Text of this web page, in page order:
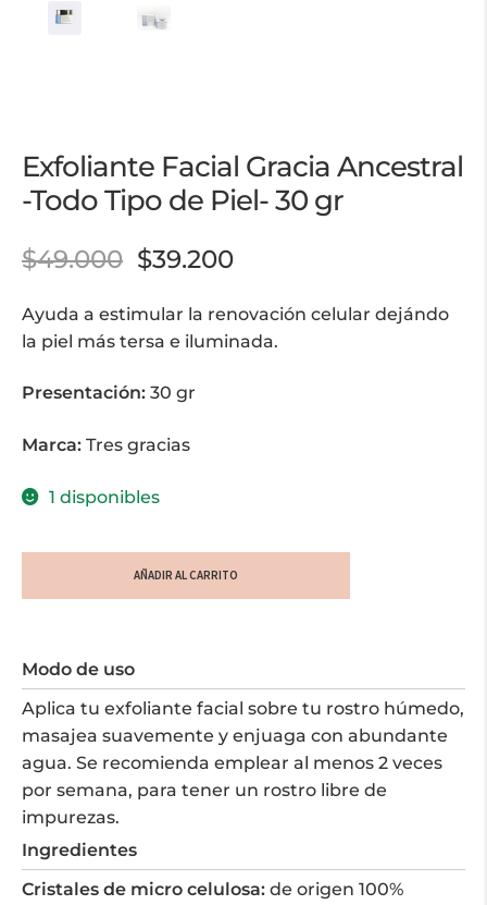
Exfoliante Facial Gracia Ancestral
-Todo Tipo de Piel- 30 gr
$49.000 $39.200
Ayuda a estimular la renovación celular dejándo
la piel más tersa e iluminada.
Presentación: 30 gr
Marca: Tres gracias
1 disponibles
-
Todo
Tipo
de
Piel-
30
cantidad
AÑADIR AL CARRITO
Modo de uso
Aplica tu exfoliante facial sobre tu rostro húmedo,
masajea suavemente y enjuaga con abundante
agua. Se recomienda emplear al menos 2 veces
por semana, para tener un rostro libre de
impurezas.
Ingredientes
Cristales de micro celulosa: de origen 100%